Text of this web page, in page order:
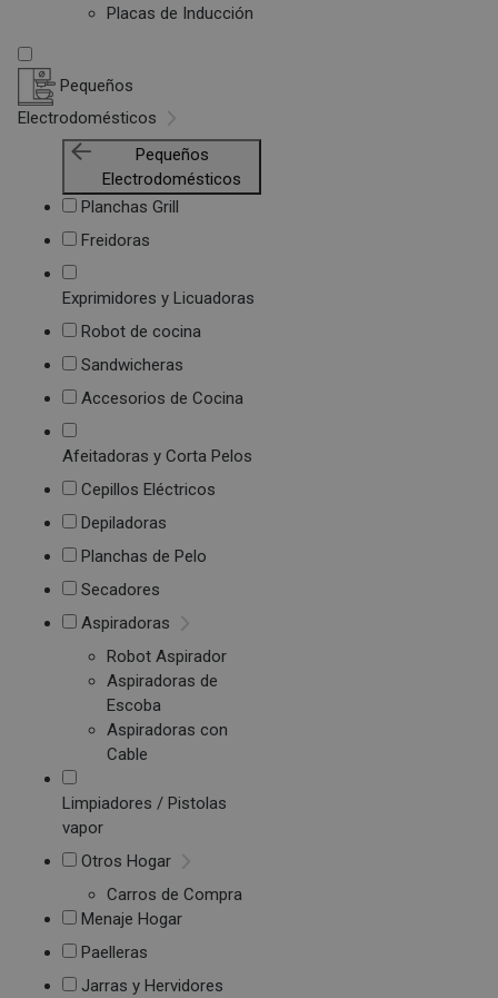
Placas de Inducción
Pequeños
Electrodomésticos
Pequeños
Electrodomésticos
Planchas Grill
Freidoras
Exprimidores y Licuadoras
Robot de cocina
Sandwicheras
Accesorios de Cocina
Afeitadoras y Corta Pelos
Cepillos Eléctricos
Depiladoras
Planchas de Pelo
Secadores
Aspiradoras
Robot Aspirador
Aspiradoras de
Escoba
Aspiradoras con
Cable
Limpiadores / Pistolas
vapor
Otros Hogar
Carros de Compra
Menaje Hogar
Paelleras
Jarras y Hervidores